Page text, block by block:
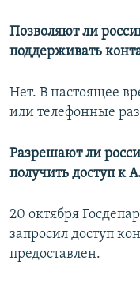
Позволяют ли
поддерживать
Нет. В настоящее
или телефонные
Разрешают ли
получить доступ к
20 октября
запросил доступ
предоставлен.